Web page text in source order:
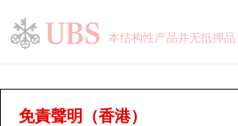
本结构性产品并无抵押品
免責聲明（香港）
牛熊证分析仪
瑞银认股证一览
街货统计
牛熊全景快搜
街货统计
十大升幅/跌幅
正股分析仪
持股比重
每月轮证大市专题